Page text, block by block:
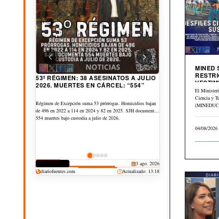
53º RÉGIMEN: 38 ASESINATOS A JULIO
2026. MUERTES EN CÁRCEL: “554”
Régimen de Excepción suma 53 prórrogas. Homicidios bajan
de 496 en 2022 a 114 en 2024 y 82 en 2025. SJH documenta
554 muertes bajo custodia a julio de 2026.
CORRUPCIÓN
3 ago. 2026
DERECHOS
30 jul. 2026
CULTURA 25 jul. 2026
JUDICIAL 20 jul. 2026
DEPORTES 19 jul. 2026
diariofuentes.com Actualizado: 13:18
MINED
El
Ciencia y
04/08/2026